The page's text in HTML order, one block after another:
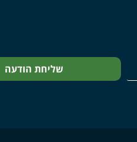
שליחת הודעה